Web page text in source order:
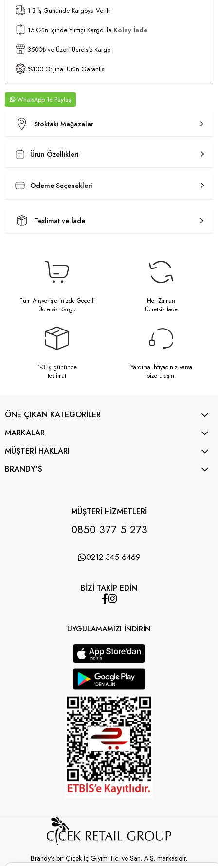
1-3 İş Gününde Kargoya Verilir
15 Gün İçinde Yurtiçi Kargo ile Kolay İade
3500₺ ve Üzeri Ücretsiz Kargo
%100 Orijinal Ürün Garantisi
WhatsApp
Stoktaki Mağazalar
Ürün Özellikleri
Ödeme Seçenekleri
Teslimat ve İade
Tüm Alışverişlerinizde Geçerli
Ücretsiz Kargo
Her Zaman
Ücretsiz İade
1-3 iş gününde
teslimat
Yardıma ihtiyacınız varsa
bize ulaşın.
ÖNE ÇIKAN KATEGORİLER
MARKALAR
MÜŞTERİ HAKLARI
BRANDY'S
MÜŞTERİ HİZMETLERİ
0850 377 5 273
0212 345 6469
BİZİ TAKİP EDİN
UYGULAMAMIZI İNDİRİN
Brandy’s bir Çiçek İç Giyim Tic. ve San. A.Ş. markasıdır.